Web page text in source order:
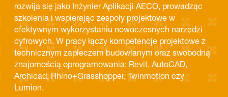
rozwija się jako Inżynier Aplikacji AECO, prowadząc
szkolenia i wspierając zespoły projektowe w
efektywnym wykorzystaniu nowoczesnych narzędzi
cyfrowych. W pracy łączy kompetencje projektowe z
technicznym zapleczem budowlanym oraz swobodną
znajomością oprogramowania: Revit, AutoCAD,
Archicad, Rhino+Grasshopper, Twinmotion czy
Lumion.